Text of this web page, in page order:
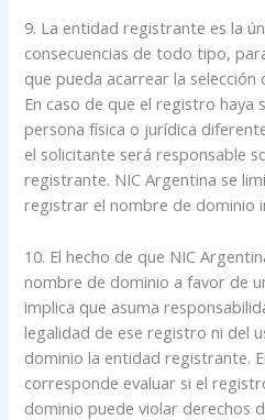
9. La entidad registrante es la
consecuencias de todo tipo,
que pueda acarrear la
En caso de que el registro haya
persona física o jurídica
el solicitante será responsable
registrante. NIC Argentina se
registrar el nombre de dominio
10. El hecho de que NIC
nombre de dominio a favor de
implica que asuma
legalidad de ese registro ni del
dominio la entidad registrante.
corresponde evaluar si el
dominio puede violar derechos